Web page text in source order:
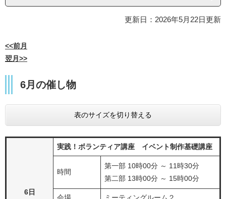
更新日：2026年5月22日更新
<<前月
翌月>>
6月の催し物
表のサイズを切り替える
6日
実践！ボランティア講座 イベント制作基礎講座
時間
第一部 10時00分 ～ 11時30分
第二部 13時00分 ～ 15時00分
会場 ミーティングルーム２